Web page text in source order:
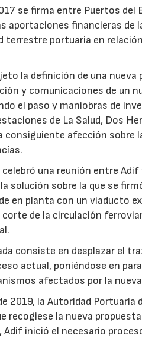
se firma entre Puertos del
aportaciones financieras
terrestre portuaria en
la definición de una
y comunicaciones de un
el paso y maniobras de
de La Salud, Dos
consiguiente afección sobre
celebró una reunión entre
solución sobre la que se
en planta con un viaducto
corte de la circulación
consiste en desplazar el
actual, poniéndose en
afectados por la
2019, la Autoridad Portuaria
recogiese la nueva
inició el necesario